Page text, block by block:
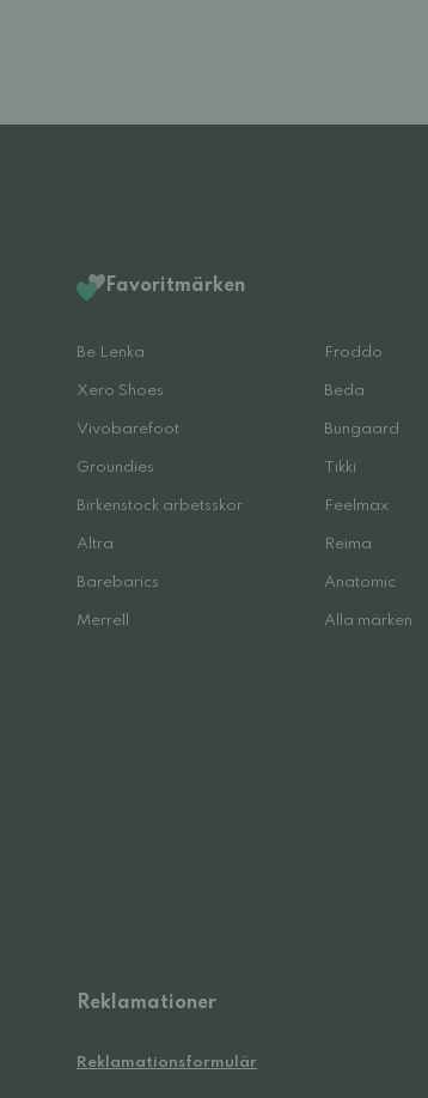
Favoritmärken
Be Lenka Froddo
Xero Shoes Beda
Vivobarefoot Bungaard
Groundies Tikki
Birkenstock arbetsskor Feelmax
Altra Reima
Barebarics Anatomic
Merrell Alla märken
Reklamationer
Reklamationsformulär